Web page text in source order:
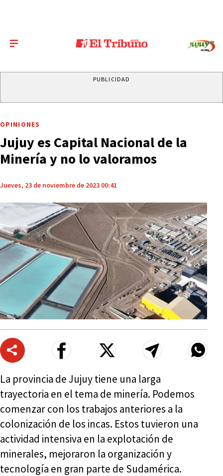
PUBLICIDAD
OPINIONES
Jujuy es Capital Nacional de la
Minería y no lo valoramos
Jueves, 23 de noviembre de 2023 00:41
La provincia de Jujuy tiene una larga
trayectoria en el tema de minería. Podemos
comenzar con los trabajos anteriores a la
colonización de los incas. Estos tuvieron una
actividad intensiva en la explotación de
minerales, mejoraron la organización y
tecnología en gran parte de Sudamérica.